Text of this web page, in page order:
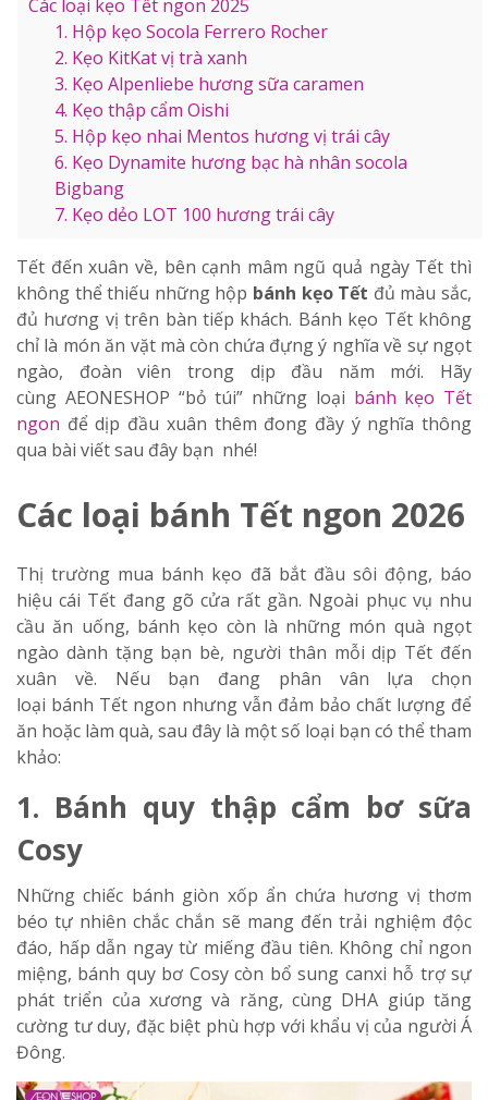
Các loại kẹo Tết ngon 2025
1. Hộp kẹo Socola Ferrero Rocher
2. Kẹo KitKat vị trà xanh
3. Kẹo Alpenliebe hương sữa caramen
4. Kẹo thập cẩm Oishi
5. Hộp kẹo nhai Mentos hương vị trái cây
6. Kẹo Dynamite hương bạc hà nhân socola
Bigbang
7. Kẹo dẻo LOT 100 hương trái cây
Tết đến xuân về, bên cạnh mâm ngũ quả ngày Tết thì
không thể thiếu những hộp bánh kẹo Tết đủ màu sắc,
đủ hương vị trên bàn tiếp khách. Bánh kẹo Tết không
chỉ là món ăn vặt mà còn chứa đựng ý nghĩa về sự ngọt
ngào, đoàn viên trong dịp đầu năm mới. Hãy
cùng AEONESHOP “bỏ túi” những loại bánh kẹo Tết
ngon để dịp đầu xuân thêm đong đầy ý nghĩa thông
qua bài viết sau đây bạn nhé!
Các loại bánh Tết ngon 2026
Thị trường mua bánh kẹo đã bắt đầu sôi động, báo
hiệu cái Tết đang gõ cửa rất gần. Ngoài phục vụ nhu
cầu ăn uống, bánh kẹo còn là những món quà ngọt
ngào dành tặng bạn bè, người thân mỗi dịp Tết đến
xuân về. Nếu bạn đang phân vân lựa chọn
loại bánh Tết ngon nhưng vẫn đảm bảo chất lượng để
ăn hoặc làm quà, sau đây là một số loại bạn có thể tham
khảo:
1. Bánh quy thập cẩm bơ sữa
Cosy
Những chiếc bánh giòn xốp ẩn chứa hương vị thơm
béo tự nhiên chắc chắn sẽ mang đến trải nghiệm độc
đáo, hấp dẫn ngay từ miếng đầu tiên. Không chỉ ngon
miệng, bánh quy bơ Cosy còn bổ sung canxi hỗ trợ sự
phát triển của xương và răng, cùng DHA giúp tăng
cường tư duy, đặc biệt phù hợp với khẩu vị của người Á
Đông.